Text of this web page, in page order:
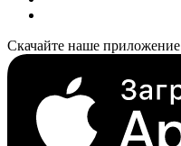
Скачайте наше приложение